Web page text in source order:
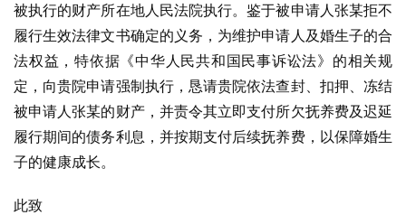
被执行的财产所在地人民法院执行。鉴于被申请人张某拒不
履行生效法律文书确定的义务，为维护申请人及婚生子的合
法权益，特依据《中华人民共和国民事诉讼法》的相关规
定，向贵院申请强制执行，恳请贵院依法查封、扣押、冻结
被申请人张某的财产，并责令其立即支付所欠抚养费及迟延
履行期间的债务利息，并按期支付后续抚养费，以保障婚生
子的健康成长。
此致